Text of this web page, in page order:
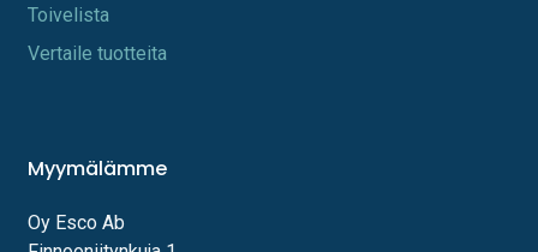
Toi​velista
Vertaile tuotteita
Myymälämme
Oy Esco Ab